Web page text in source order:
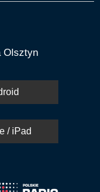
Olsztyn
/ iPad